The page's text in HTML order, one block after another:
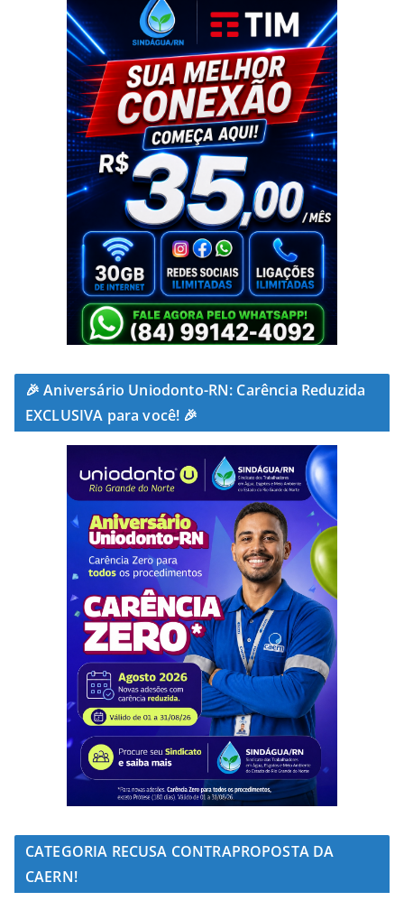
🎉 Aniversário Uniodonto-RN: Carência Reduzida
EXCLUSIVA para você! 🎉
CATEGORIA RECUSA CONTRAPROPOSTA DA
CAERN!